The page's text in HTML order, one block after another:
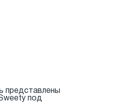
представлены
под